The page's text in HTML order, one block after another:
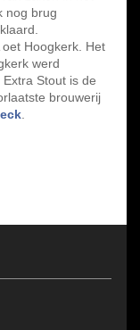
nog brug
Hoogkerk. Het
werd
Stout is de
brouwerij